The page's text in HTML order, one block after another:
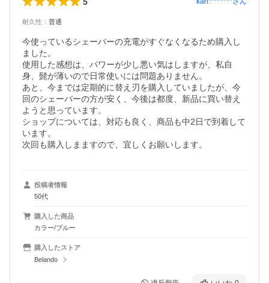
耐久性 ： 普通
今使っているシェーバーの充電がすぐなくなるため購入し
ました。
使用した感想は、パワーが少し悪い気はしますが、私自
身、髭が薄いので日常使いには問題ありません。
あと、今までは定期的に替え刃を購入していましたが、今
回のシェーバーの方が安く、今後は都度、新品に買い替え
ようと思っています。
ショップについては、対応も良く、商品も中2日で到着して
います。
次回も購入しまますので、宜しくお願いします。
投稿者情報
50代
購入した商品
カラー/ブルー
購入したストア
Belando